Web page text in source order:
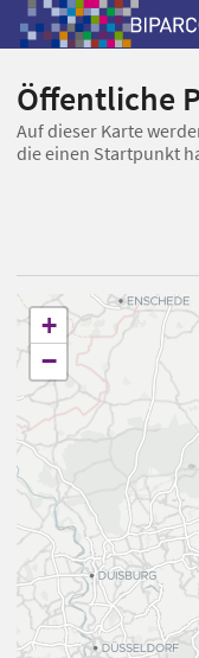
Öffentliche
Auf dieser Karte
die einen Startpunkt
+
−